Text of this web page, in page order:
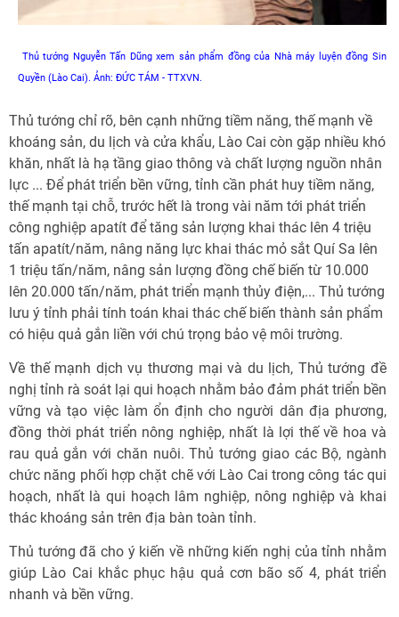
Thủ tướng Nguyễn Tấn Dũng xem sản phẩm đồng của Nhà máy luyện đồng Sin
Quyền (Lào Cai). Ảnh: ĐỨC TÁM - TTXVN.
Thủ tướng chỉ rõ, bên cạnh những tiềm năng, thế mạnh về
khoáng sản, du lịch và cửa khẩu, Lào Cai còn gặp nhiều khó
khăn, nhất là hạ tầng giao thông và chất lượng nguồn nhân
lực ... Để phát triển bền vững, tỉnh cần phát huy tiềm năng,
thế mạnh tại chỗ, trước hết là trong vài năm tới phát triển
công nghiệp apatít để tăng sản lượng khai thác lên 4 triệu
tấn apatít/năm, nâng năng lực khai thác mỏ sắt Quí Sa lên
1 triệu tấn/năm, nâng sản lượng đồng chế biến từ 10.000
lên 20.000 tấn/năm, phát triển mạnh thủy điện,... Thủ tướng
lưu ý tỉnh phải tính toán khai thác chế biến thành sản phẩm
có hiệu quả gắn liền với chú trọng bảo vệ môi trường.
Về thế mạnh dịch vụ thương mại và du lịch, Thủ tướng đề
nghị tỉnh rà soát lại qui hoạch nhằm bảo đảm phát triển bền
vững và tạo việc làm ổn định cho người dân địa phương,
đồng thời phát triển nông nghiệp, nhất là lợi thế về hoa và
rau quả gắn với chăn nuôi. Thủ tướng giao các Bộ, ngành
chức năng phối hợp chặt chẽ với Lào Cai trong công tác qui
hoạch, nhất là qui hoạch lâm nghiệp, nông nghiệp và khai
thác khoáng sản trên địa bàn toàn tỉnh.
Thủ tướng đã cho ý kiến về những kiến nghị của tỉnh nhằm
giúp Lào Cai khắc phục hậu quả cơn bão số 4, phát triển
nhanh và bền vững.